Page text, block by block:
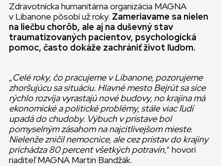
Zdravotnícka humanitárna organizácia MAGNA
v Libanone pôsobí už roky. Zameriavame sa nielen
na liečbu chorôb, ale aj na duševný stav
traumatizovaných pacientov, psychologická
pomoc, často dokáže zachrániť život ľuďom.
„Celé roky, čo pracujeme v Libanone, pozorujeme
zhoršujúcu sa situáciu. Hlavné mesto Bejrút sa síce
rýchlo rozvíja vyrastajú nové budovy, no krajina má
ekonomické a politické problémy, stále viac ľudí
upadá do chudoby. Výbuch v prístave bol
pomyselným zásahom na najcitlivejšom mieste.
Nielenže zničil nemocnice, ale cez prístav do krajiny
prichádza 80 percent všetkých potravín,“ hovorí
riaditeľ MAGNA Martin Bandžák.